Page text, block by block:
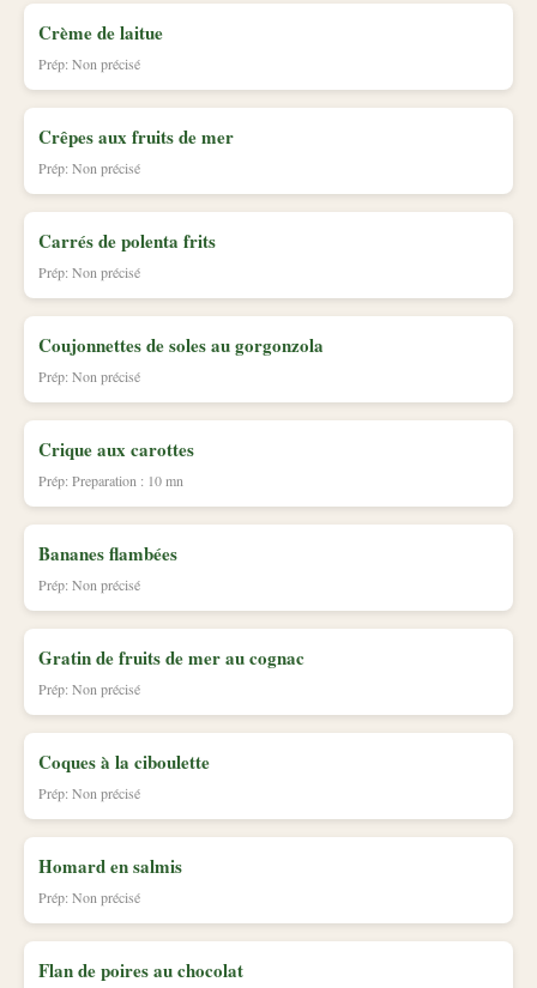
Crème de laitue
Prép: Non précisé
Crêpes aux fruits de mer
Prép: Non précisé
Carrés de polenta frits
Prép: Non précisé
Coujonnettes de soles au gorgonzola
Prép: Non précisé
Crique aux carottes
Prép: Preparation : 10 mn
Bananes flambées
Prép: Non précisé
Gratin de fruits de mer au cognac
Prép: Non précisé
Coques à la ciboulette
Prép: Non précisé
Homard en salmis
Prép: Non précisé
Flan de poires au chocolat